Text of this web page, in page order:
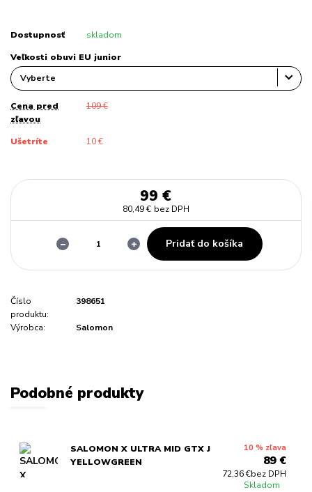
Dostupnosť skladom
Veľkosti obuvi EU junior
Cena pred
zľavou
109 €
Ušetríte 10 €
99 €
80,49 € bez DPH
Pridať do košíka
Číslo
produktu:
398651
Výrobca: Salomon
Podobné produkty
SALOMON X ULTRA MID GTX J
YELLOWGREEN
10 % zľava
89 €
72,36 €bez DPH
Skladom